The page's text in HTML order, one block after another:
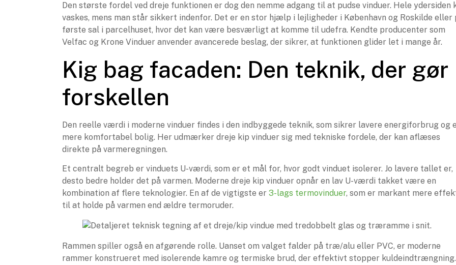
Den største fordel ved dreje funktionen er dog den nemme adgang til at pudse vinduer. Hele ydersiden
vaskes, mens man står sikkert indenfor. Det er en stor hjælp i lejligheder i København og Roskilde eller
første sal i parcelhuset, hvor det kan være besværligt at komme til udefra. Kendte producenter som
Velfac og Krone Vinduer anvender avancerede beslag, der sikrer, at funktionen glider let i mange år.
Kig bag facaden: Den teknik, der gør
forskellen
Den reelle værdi i moderne vinduer findes i den indbyggede teknik, som sikrer lavere energiforbrug og
mere komfortabel bolig. Her udmærker dreje kip vinduer sig med tekniske fordele, der kan aflæses
direkte på varmeregningen.
Et centralt begreb er vinduets U-værdi, som er et mål for, hvor godt vinduet isolerer. Jo lavere tallet er,
desto bedre holder det på varmen. Moderne dreje kip vinduer opnår en lav U-værdi takket være en
kombination af flere teknologier. En af de vigtigste er 3-lags termovinduer, som er markant mere
til at holde på varmen end ældre termoruder.
Rammen spiller også en afgørende rolle. Uanset om valget falder på træ/alu eller PVC, er moderne
rammer konstrueret med isolerende kamre og termiske brud, der effektivt stopper kuldeindtrængning.